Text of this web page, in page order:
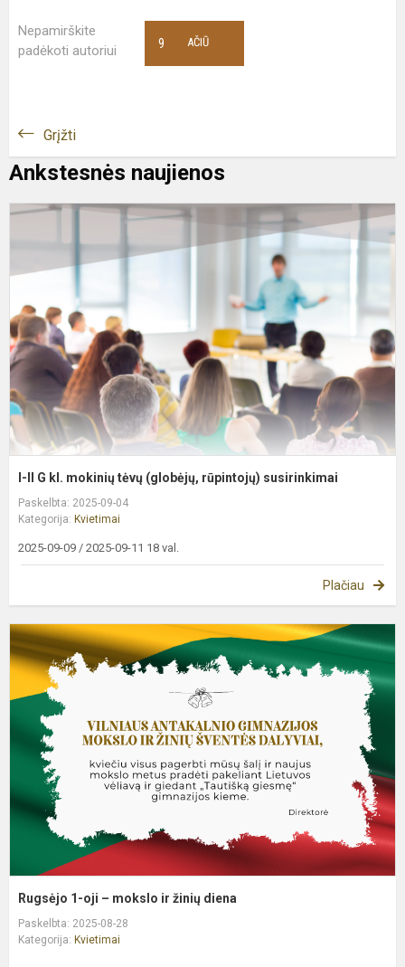
Nepamirškite
padėkoti autoriui
AČIŪ
9
Grįžti
Ankstesnės naujienos
I-II G kl. mokinių tėvų (globėjų, rūpintojų) susirinkimai
Paskelbta: 2025-09-04
Kategorija: Kvietimai
2025-09-09 / 2025-09-11 18 val.
Plačiau
Rugsėjo 1-oji – mokslo ir žinių diena
Paskelbta: 2025-08-28
Kategorija: Kvietimai